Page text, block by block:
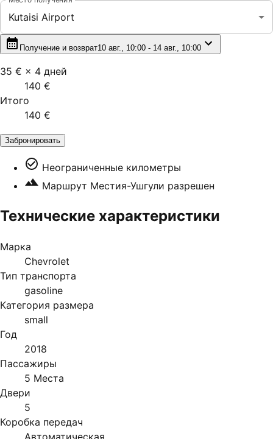
Kutaisi Airport
Получение и возврат10 авг., 10:00 - 14 авг., 10:00
35 € × 4 дней
140 €
Итого
140 €
Забронировать
Неограниченные километры
Маршрут Местия-Ушгули разрешен
Технические характеристики
Марка
Chevrolet
Тип транспорта
gasoline
Категория размера
small
Год
2018
Пассажиры
5 Места
Двери
5
Коробка передач
Автоматическая